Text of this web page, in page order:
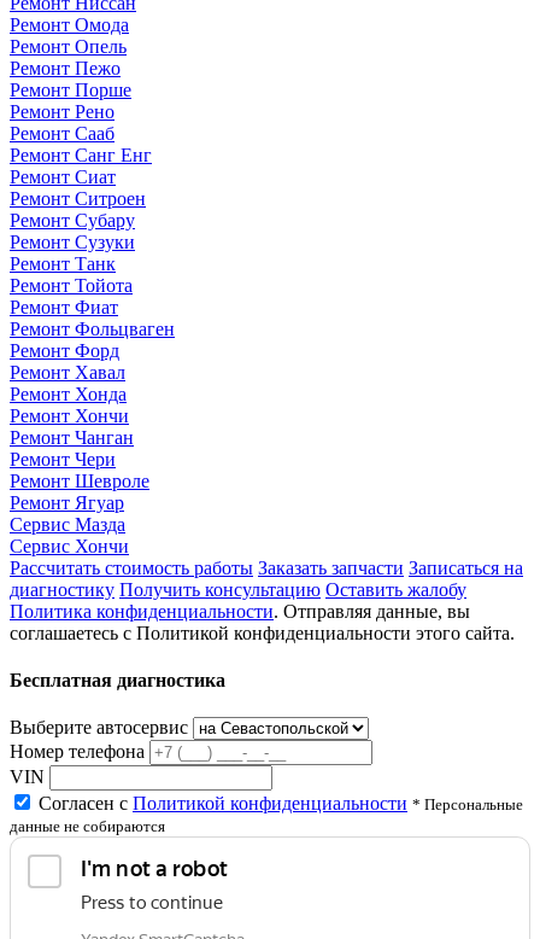
Ремонт Омода
Ремонт Опель
Ремонт Пежо
Ремонт Порше
Ремонт Рено
Ремонт Сааб
Ремонт Санг Енг
Ремонт Сиат
Ремонт Ситроен
Ремонт Субару
Ремонт Сузуки
Ремонт Танк
Ремонт Тойота
Ремонт Фиат
Ремонт Фольцваген
Ремонт Форд
Ремонт Хавал
Ремонт Хонда
Ремонт Хончи
Ремонт Чанган
Ремонт Чери
Ремонт Шевроле
Ремонт Ягуар
Сервис Мазда
Сервис Хончи
Рассчитать стоимость работы Заказать запчасти Записаться на
диагностику Получить консультацию Оставить жалобу
Политика конфиденциальности. Отправляя данные, вы
соглашаетесь с Политикой конфиденциальности этого сайта.
Бесплатная диагностика
Выберите автосервис
Номер телефона
VIN
Согласен с Политикой конфиденциальности * Персональные
данные не собираются